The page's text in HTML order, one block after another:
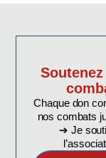
Chaque don
nos combats
➔ Je